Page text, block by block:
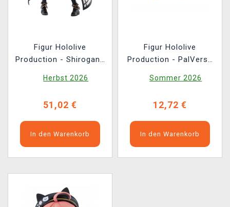
Figur Hololive
Production - Shirogane
Company)
Herbst 2026
51,02 €
In den Warenkorb
Figur Hololive
Production - PalVerse
Auswahl)
Sommer 2026
12,72 €
In den Warenkorb